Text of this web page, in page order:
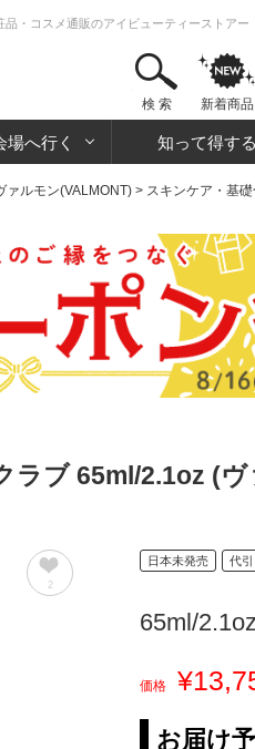
・コスメ通販のアイビューティーストアー
検 索 新着商品
場へ行く 知って得する
ァルモン(VALMONT) > スキンケア・基
ラブ 65ml/2.1oz (ヴ
2
日本未発売 代
65ml/2.1oz
価格
お届け